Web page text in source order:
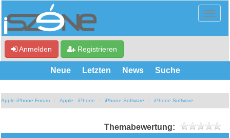
Anmelden Registrieren
Neue Letzten News Suche
Apple iPhone Forum Apple - iPhone iPhone Software iPhone Software
Themabewertung: